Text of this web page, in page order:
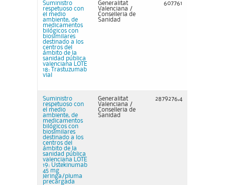
Suministro
respetuoso con
el medio
ambiente, de
medicamentos
bilógicos con
biosimilares
destinado a los
centros del
ámbito de la
sanidad pública
valenciana LOTE
18: Trastuzumab
vial
Generalitat
Valenciana /
Conselleria de
Sanidad
607761
Suministro
respetuoso con
el medio
ambiente, de
medicamentos
bilógicos con
biosimilares
destinado a los
centros del
ámbito de la
sanidad pública
valenciana LOTE
19: Ustekinumab
45 mg
jeringa/pluma
precargada
Generalitat
Valenciana /
Conselleria de
Sanidad
2879276,4